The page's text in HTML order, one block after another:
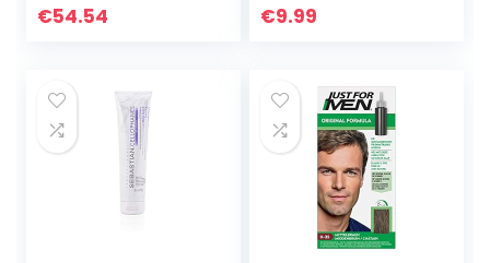
handles – 200
€54.54
Instant haar krijt
€9.99